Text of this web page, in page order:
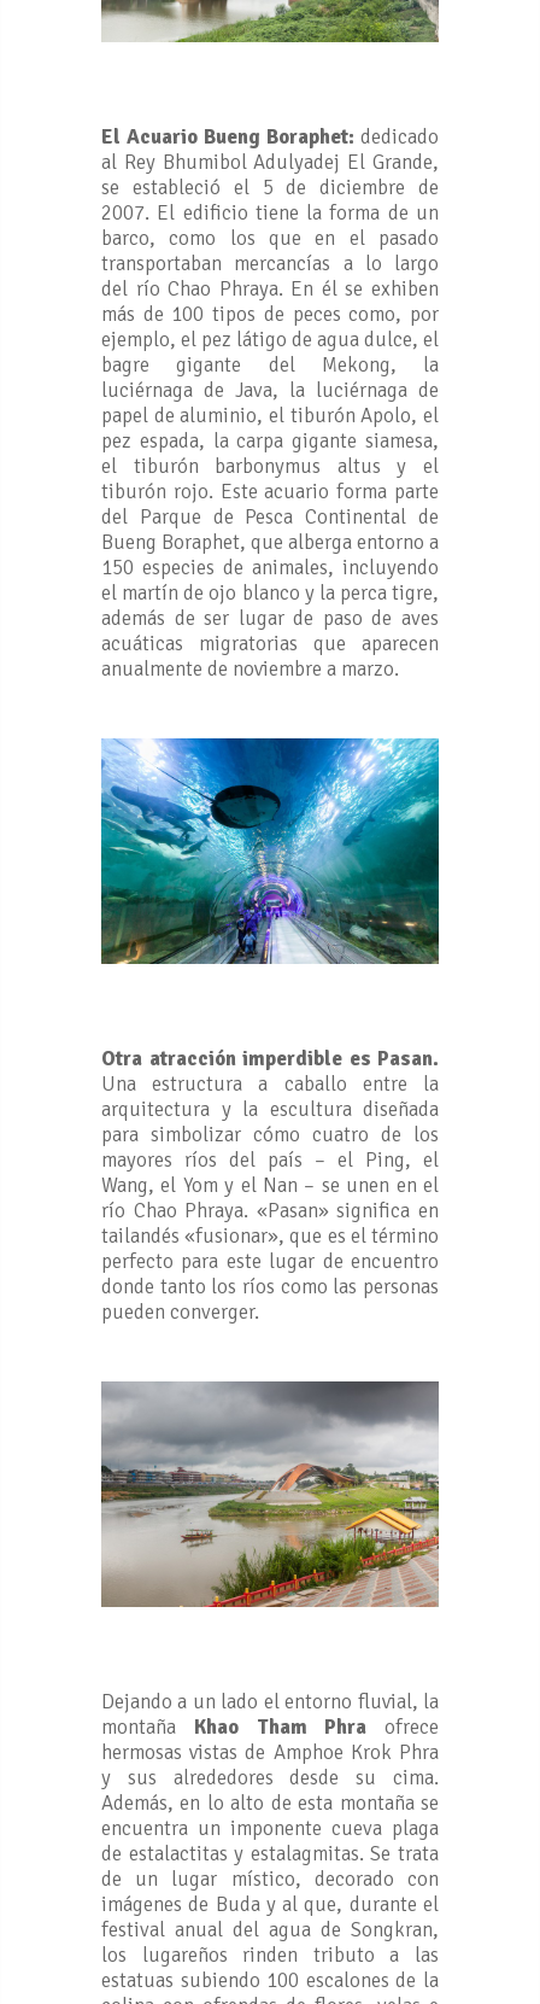
El Acuario Bueng Boraphet: dedicado
al Rey Bhumibol Adulyadej El Grande,
se estableció el 5 de diciembre de
2007. El edificio tiene la forma de un
barco, como los que en el pasado
transportaban mercancías a lo largo
del río Chao Phraya. En él se exhiben
más de 100 tipos de peces como, por
ejemplo, el pez látigo de agua dulce, el
bagre gigante del Mekong, la
luciérnaga de Java, la luciérnaga de
papel de aluminio, el tiburón Apolo, el
pez espada, la carpa gigante siamesa,
el tiburón barbonymus altus y el
tiburón rojo. Este acuario forma parte
del Parque de Pesca Continental de
Bueng Boraphet, que alberga entorno a
150 especies de animales, incluyendo
el martín de ojo blanco y la perca tigre,
además de ser lugar de paso de aves
acuáticas migratorias que aparecen
anualmente de noviembre a marzo.
Otra atracción imperdible es Pasan.
Una estructura a caballo entre la
arquitectura y la escultura diseñada
para simbolizar cómo cuatro de los
mayores ríos del país – el Ping, el
Wang, el Yom y el Nan – se unen en el
río Chao Phraya. «Pasan» significa en
tailandés «fusionar», que es el término
perfecto para este lugar de encuentro
donde tanto los ríos como las personas
pueden converger.
Dejando a un lado el entorno fluvial, la
montaña Khao Tham Phra ofrece
hermosas vistas de Amphoe Krok Phra
y sus alrededores desde su cima.
Además, en lo alto de esta montaña se
encuentra un imponente cueva plaga
de estalactitas y estalagmitas. Se trata
de un lugar místico, decorado con
imágenes de Buda y al que, durante el
festival anual del agua de Songkran,
los lugareños rinden tributo a las
estatuas subiendo 100 escalones de la